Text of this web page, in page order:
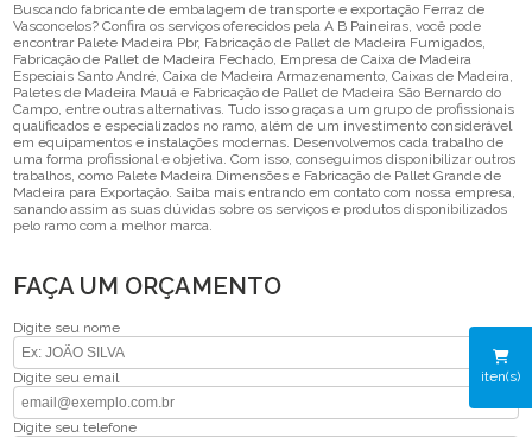
iten(s)
Buscando fabricante de embalagem de transporte e exportação Ferraz de
Vasconcelos? Confira os serviços oferecidos pela A B Paineiras, você pode
encontrar Palete Madeira Pbr, Fabricação de Pallet de Madeira Fumigados,
Fabricação de Pallet de Madeira Fechado, Empresa de Caixa de Madeira
Especiais Santo André, Caixa de Madeira Armazenamento, Caixas de Madeira,
Paletes de Madeira Mauá e Fabricação de Pallet de Madeira São Bernardo do
Campo, entre outras alternativas. Tudo isso graças a um grupo de profissionais
qualificados e especializados no ramo, além de um investimento considerável
em equipamentos e instalações modernas. Desenvolvemos cada trabalho de
uma forma profissional e objetiva. Com isso, conseguimos disponibilizar outros
trabalhos, como Palete Madeira Dimensões e Fabricação de Pallet Grande de
Madeira para Exportação. Saiba mais entrando em contato com nossa empresa,
sanando assim as suas dúvidas sobre os serviços e produtos disponibilizados
pelo ramo com a melhor marca.
FAÇA UM ORÇAMENTO
Digite seu nome
Digite seu email
Digite seu telefone